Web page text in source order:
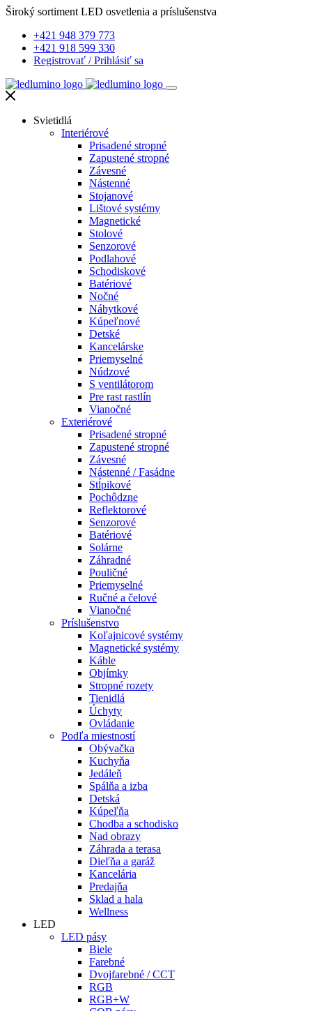
Široký sortiment LED osvetlenia a príslušenstva
+421 948 379 773
+421 918 599 330
Registrovať /Prihlásiť sa
Svietidlá
Interiérové
Prisadené stropné
Zapustené stropné
Závesné
Nástenné
Stojanové
Lištové systémy
Magnetické
Stolové
Senzorové
Podlahové
Schodiskové
Batériové
Nočné
Nábytkové
Kúpeľnové
Detské
Kancelárske
Priemyselné
Núdzové
S ventilátorom
Pre rast rastlín
Vianočné
Exteriérové
Prisadené stropné
Zapustené stropné
Závesné
Nástenné / Fasádne
Stĺpikové
Pochôdzne
Reflektorové
Senzorové
Batériové
Solárne
Záhradné
Pouličné
Priemyselné
Ručné a čelové
Vianočné
Príslušenstvo
Koľajnicové systémy
Magnetické systémy
Káble
Objímky
Stropné rozety
Tienidlá
Úchyty
Ovládanie
Podľa miestností
Obývačka
Kuchyňa
Jedáleň
Spálňa a izba
Detská
Kúpeľňa
Chodba a schodisko
Nad obrazy
Záhrada a terasa
Dieľňa a garáž
Kancelária
Predajňa
Sklad a hala
Wellness
LED
LED pásy
Biele
Farebné
Dvojfarebné / CCT
RGB
RGB+W